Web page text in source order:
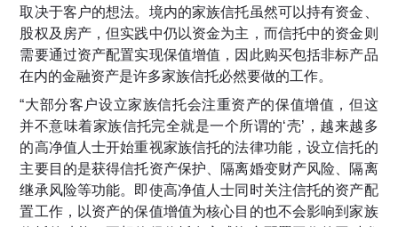
取决于客户的想法。境内的家族信托虽然可以持有资金、
股权及房产，但实践中仍以资金为主，而信托中的资金则
需要通过资产配置实现保值增值，因此购买包括非标产品
在内的金融资产是许多家族信托必然要做的工作。
“大部分客户设立家族信托会注重资产的保值增值，但这
并不意味着家族信托完全就是一个所谓的‘壳’，越来越多
的高净值人士开始重视家族信托的法律功能，设立信托的
主要目的是获得信托资产保护、隔离婚变财产风险、隔离
继承风险等功能。即使高净值人士同时关注信托的资产配
置工作，以资产的保值增值为核心目的也不会影响到家族